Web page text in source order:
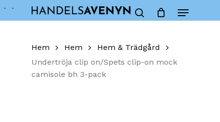
Skip
Menu
Cart Close
Hem Hem
Hem & Trädgård
Undertröja clip on/Spets clip-on mock
camisole bh 3-pack